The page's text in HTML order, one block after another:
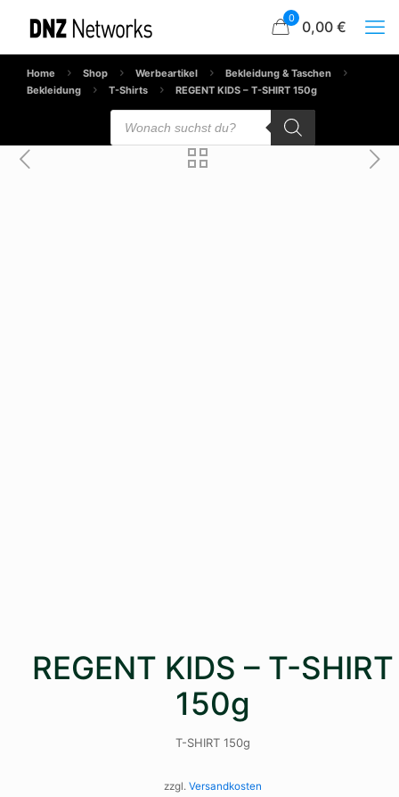
0 0,00 €
Home Shop Werbeartikel
Bekleidung & Taschen
Bekleidung
T-Shirts REGENT KIDS – T-SHIRT 150g
Products
search
REGENT KIDS – T-SHIRT
150g
T-SHIRT 150g
zzgl. Versandkosten